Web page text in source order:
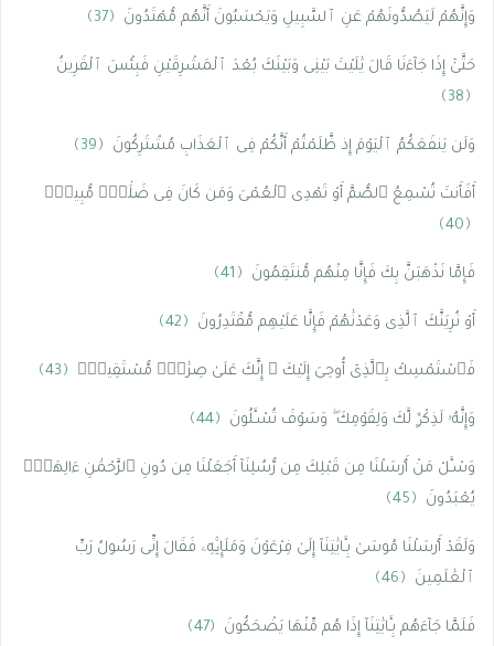
وَإِنَّهُمْ لَيَصُدُّونَهُمْ عَنِ ٱلسَّبِيلِ وَيَحْسَبُونَ أَنَّهُم مُّهْتَدُونَ ﴿37﴾
حَتَّىٰٓ إِذَا جَآءَنَا قَالَ يَٰلَيْتَ بَيْنِى وَبَيْنَكَ بُعْدَ ٱلْمَشْرِقَيْنِ فَبِئْسَ ٱلْقَرِينُ
﴿38﴾
وَلَن يَنفَعَكُمُ ٱلْيَوْمَ إِذ ظَّلَمْتُمْ أَنَّكُمْ فِى ٱلْعَذَابِ مُشْتَرِكُونَ ﴿39﴾
أَفَأَنتَ تُسْمِعُ ٱلصُّمَّ أَوْ تَهْدِى ٱلْعُمْىَ وَمَن كَانَ فِى ضَلَٰلٍۢ مُّبِينٍۢ
﴿40﴾
فَإِمَّا نَذْهَبَنَّ بِكَ فَإِنَّا مِنْهُم مُّنتَقِمُونَ ﴿41﴾
أَوْ نُرِيَنَّكَ ٱلَّذِى وَعَدْنَٰهُمْ فَإِنَّا عَلَيْهِم مُّقْتَدِرُونَ ﴿42﴾
فَٱسْتَمْسِكْ بِٱلَّذِىٓ أُوحِىَ إِلَيْكَ ۖ إِنَّكَ عَلَىٰ صِرَٰطٍۢ مُّسْتَقِيمٍۢ ﴿43﴾
وَإِنَّهُۥ لَذِكْرٌۭ لَّكَ وَلِقَوْمِكَ ۖ وَسَوْفَ تُسْـَٔلُونَ ﴿44﴾
وَسْـَٔلْ مَنْ أَرْسَلْنَا مِن قَبْلِكَ مِن رُّسُلِنَآ أَجَعَلْنَا مِن دُونِ ٱلرَّحْمَٰنِ ءَالِهَةًۭ
يُعْبَدُونَ
﴿45﴾
وَلَقَدْ أَرْسَلْنَا مُوسَىٰ بِـَٔايَٰتِنَآ إِلَىٰ فِرْعَوْنَ وَمَلَإِي۟هِۦ فَقَالَ إِنِّى رَسُولُ رَبِّ
ٱلْعَٰلَمِينَ
﴿46﴾
فَلَمَّا جَآءَهُم بِـَٔايَٰتِنَآ إِذَا هُم مِّنْهَا يَضْحَكُونَ ﴿47﴾